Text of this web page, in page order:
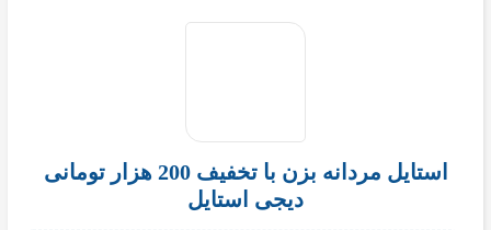
استایل مردانه بزن با تخفیف 200 هزار تومانی
دیجی استایل